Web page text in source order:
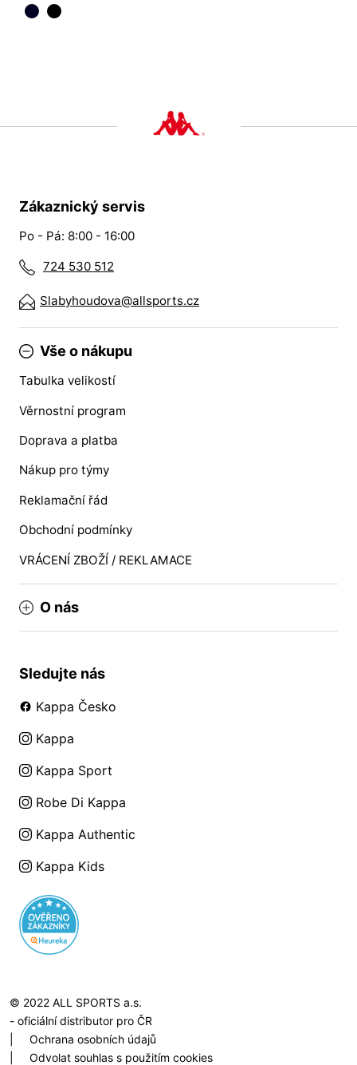
Zákaznický servis
Po - Pá: 8:00 - 16:00
724 530 512
Slabyhoudova@allsports.cz
Vše o nákupu
Tabulka velikostí
Věrnostní program
Doprava a platba
Nákup pro týmy
Reklamační řád
Obchodní podmínky
VRÁCENÍ ZBOŽÍ / REKLAMACE
O nás
Sledujte nás
Kappa Česko
Kappa
Kappa Sport
Robe Di Kappa
Kappa Authentic
Kappa Kids
© 2022 ALL SPORTS a.s.
- oficiální distributor pro ČR
Ochrana osobních údajů
Odvolat souhlas s použitím cookies